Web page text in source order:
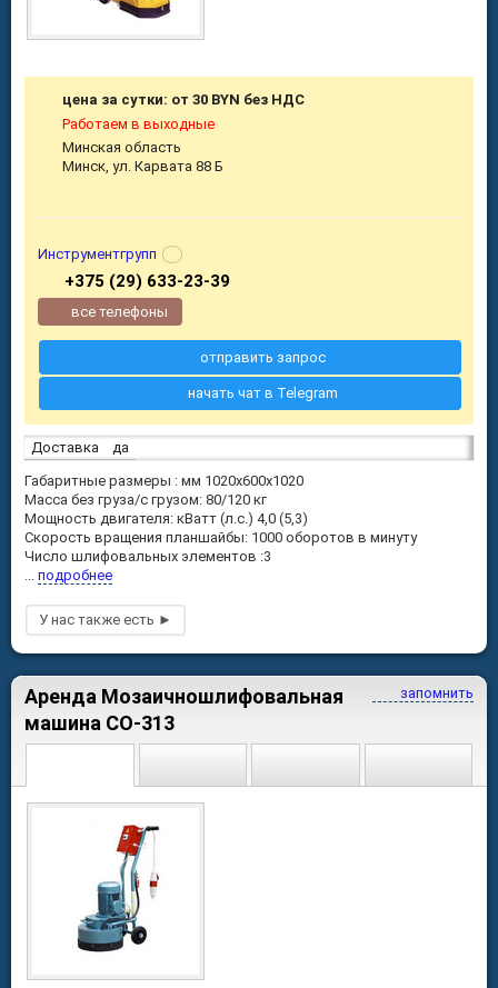
Доставка
да
Габаритные размеры : мм 1020х600х1020
Масса без груза/с грузом: 80/120 кг
Мощность двигателя: кВатт (л.с.) 4,0 (5,3)
Скорость вращения планшайбы: 1000 оборотов в минуту
Число шлифовальных элементов :3
... подробнее
цена за сутки: от 30 BYN без НДС
Работаем в выходные
Минская область
Минск, ул. Карвата 88 Б
Инструментгрупп
+375 (29) 633-23-39
все телефоны
отправить запрос
начать чат в Telegram
запомнить
Аренда Мозаичношлифовальная
машина СО-313